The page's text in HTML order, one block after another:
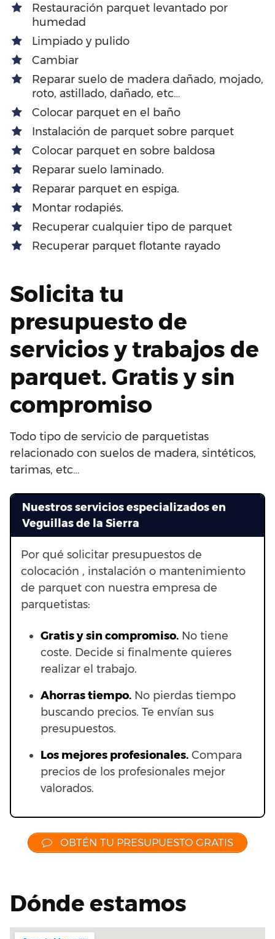
Restauración parquet levantado por
humedad
Limpiado y pulido
Cambiar
Reparar suelo de madera dañado, mojado,
roto, astillado, dañado, etc…
Colocar parquet en el baño
Instalación de parquet sobre parquet
Colocar parquet en sobre baldosa
Reparar suelo laminado.
Reparar parquet en espiga.
Montar rodapiés.
Recuperar cualquier tipo de parquet
Recuperar parquet flotante rayado
Solicita tu
presupuesto de
servicios y trabajos de
parquet. Gratis y sin
compromiso
Todo tipo de servicio de parquetistas
relacionado con suelos de madera, sintéticos,
tarimas, etc…
Nuestros servicios especializados en
Veguillas de la Sierra
Por qué solicitar presupuestos de
colocación , instalación o mantenimiento
de parquet con nuestra empresa de
parquetistas:
Gratis y sin compromiso. No tiene
coste. Decide si finalmente quieres
realizar el trabajo.
Ahorras tiempo. No pierdas tiempo
buscando precios. Te envían sus
presupuestos.
Los mejores profesionales. Compara
precios de los profesionales mejor
valorados.
OBTÉN TU PRESUPUESTO GRATIS
Dónde estamos